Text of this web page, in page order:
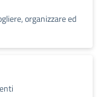
organizzare ed